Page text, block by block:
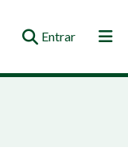
Entrar(current)